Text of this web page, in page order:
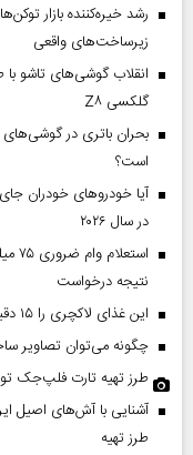
زیرساخت‌های واقعی
انقلاب گوشی‌های تاشو‌
گلکسی Z۸
است؟
آیا خودروهای خودران
در سال ۲۰۲۶
نتیجه درخواست
این غذای لاکچری را ۱۵ دقیقه‌ای آماده کنید
چگونه می‌توان تصاویر
طرز تهیه تارت فلپ‌جک
آشنایی با آش‌های اصیل
طرز تهیه